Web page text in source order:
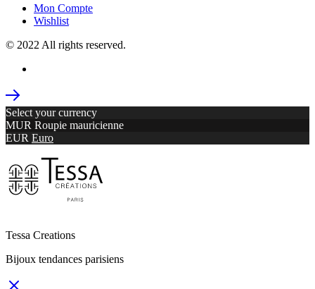
Mon Compte
Wishlist
© 2022 All rights reserved.
Select your currency
MUR Roupie mauricienne
EUR Euro
Tessa Creations
Bijoux tendances parisiens